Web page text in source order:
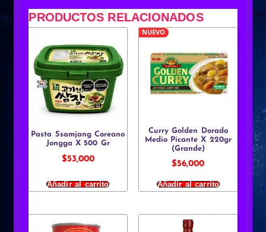
PRODUCTOS RELACIONADOS
Pasta Ssamjang Coreano
Jongga X 500 Gr
$53,000
Añadir al carrito
NUEVO
Curry Golden Dorado
Medio Picante X 220gr
(Grande)
$56,000
Añadir al carrito